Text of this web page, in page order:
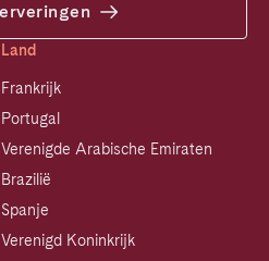
Land
Frankrijk
Portugal
Verenigde Arabische Emiraten
Brazilië
Spanje
Verenigd Koninkrijk